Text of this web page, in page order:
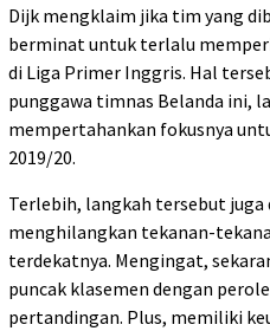
Dijk mengklaim jika tim yang
berminat untuk terlalu
di Liga Primer Inggris. Hal
punggawa timnas Belanda ini,
mempertahankan fokusnya
2019/20.
Terlebih, langkah tersebut juga
menghilangkan tekanan-
terdekatnya. Mengingat,
puncak klasemen dengan
pertandingan. Plus, memiliki